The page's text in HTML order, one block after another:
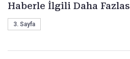
Haberle İlgili Daha
3. Sayfa